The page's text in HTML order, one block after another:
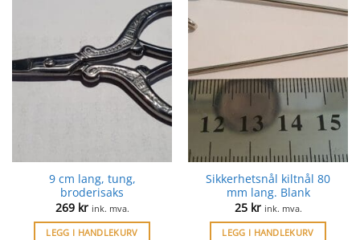
9 cm lang, tung,
broderisaks
269 kr ink. mva.
LEGG I HANDLEKURV
Sikkerhetsnål kiltnål 80
mm lang. Blank
25 kr ink. mva.
LEGG I HANDLEKURV